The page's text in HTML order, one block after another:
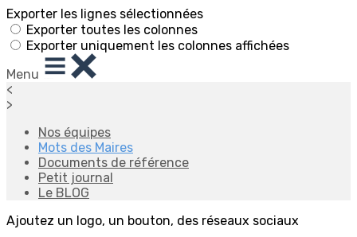
Exporter les lignes sélectionnées
Exporter toutes les colonnes
Exporter uniquement les colonnes affichées
Menu
<
>
Nos équipes
Mots des Maires
Documents de référence
Petit journal
Le BLOG
Ajoutez un logo, un bouton, des réseaux sociaux